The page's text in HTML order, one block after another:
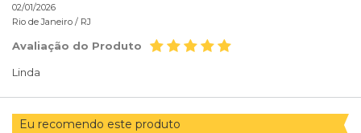
02/01/2026
Rio de Janeiro / RJ
Avaliação do Produto
Linda
Eu recomendo este produto